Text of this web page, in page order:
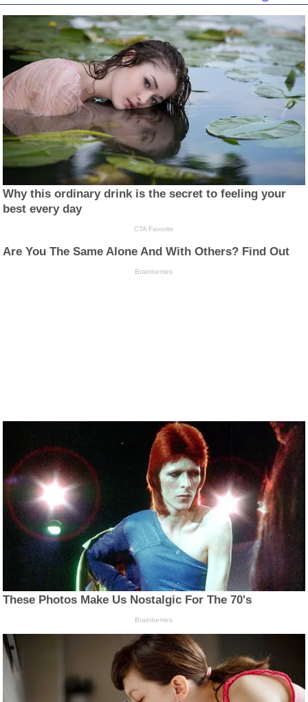
Why this ordinary drink is the secret to feeling your
best every day
CTA Favorite
Are You The Same Alone And With Others? Find Out
Brainberries
These Photos Make Us Nostalgic For The 70's
Brainberries